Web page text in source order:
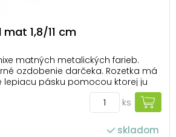
1,8/11 cm
matných metalických farieb.
ozdobenie darčeka. Rozetka má
lepiacu pásku pomocou ktorej ju
Balenie: 50 ks Priemer: 110 mm
strieborná, zlatá, zelená,
Všetkých ...
ks
skladom